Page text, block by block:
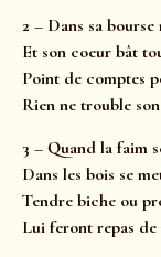
2 – Dans sa
Et son coeur bât
Point de comptes
Rien ne trouble
3 – Quand la faim
Dans les bois se
Tendre biche ou
Lui feront repas